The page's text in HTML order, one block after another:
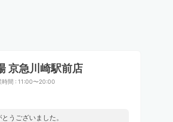
京急川崎駅前店
時間 : 11:00〜20:00
うございました。